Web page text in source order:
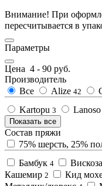
Внимание! При
пересчитывается в
Параметры
Цена 4 - 90 руб.
Производитель
Все
Alize 42
Kartopu 3 Lanoso
Показать все
Состав пряжи
75% шерсть, 25%
Бамбук 4 Вискоза
Кашемир 2 Кид